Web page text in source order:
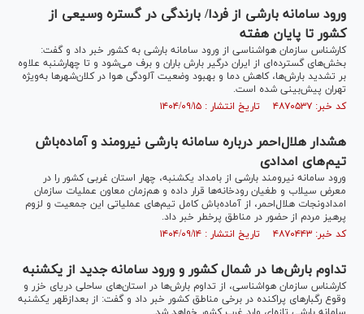
ورود سامانه بارشی از فردا/ بارندگی در گستره وسیعی از
کشور تا پایان هفته
کارشناس سازمان هواشناسی از ورود سامانه بارشی به کشور خبر داد و گفت:
بخش‌های گسترده‌ای از ایران درگیر بارش باران و برف می‌شود و تا چهارشنبه علاوه
بر تشدید بارش‌ها، کاهش دما و بهبود وضعیت آلودگی هوا در کلان‌شهر‌ها به‌ویژه
تهران پیش‌بینی شده است.
کد خبر: ۴۸۷۰۵۳۷ تاریخ انتشار : ۱۴۰۴/۰۹/۱۵
هشدار هلال‌احمر درباره سامانه بارشی نیرومند و آماده‌باش
تیم‌های امدادی
ورود سامانه نیرومند بارشی از بامداد یکشنبه، چهار استان غربی کشور را در
معرض سیلاب و طغیان رودخانه‌ها قرار داده و هم‌زمان معاون عملیات سازمان
امدادونجات هلال‌احمر، از آماده‌باش کامل تیم‌های عملیاتی این جمعیت و لزوم
پرهیز مردم از حضور در مناطق پرخطر خبر داد.
کد خبر: ۴۸۷۰۴۴۳ تاریخ انتشار : ۱۴۰۴/۰۹/۱۴
تداوم بارش‌ها در شمال کشور و ورود سامانه جدید از یکشنبه
کارشناس سازمان هواشناسی، از تداوم بارش‌ها در استان‌های ساحلی دریای خزر و
وقوع رگبار‌های پراکنده در برخی مناطق کشور خبر داد و گفت: از بعدازظهر یکشنبه